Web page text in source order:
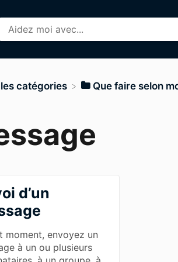
catégories ​Que faire selon
d’un
moment, envoyez un
à un ou plusieurs